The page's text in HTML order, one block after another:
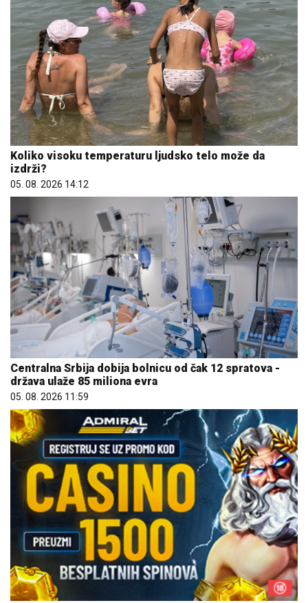
Koliko visoku temperaturu ljudsko telo može da
izdrži?
05. 08. 2026 14:12
Centralna Srbija dobija bolnicu od čak 12 spratova -
država ulaže 85 miliona evra
05. 08. 2026 11:59